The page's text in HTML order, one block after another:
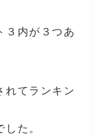
３内が３つあ
れてランキン
た。